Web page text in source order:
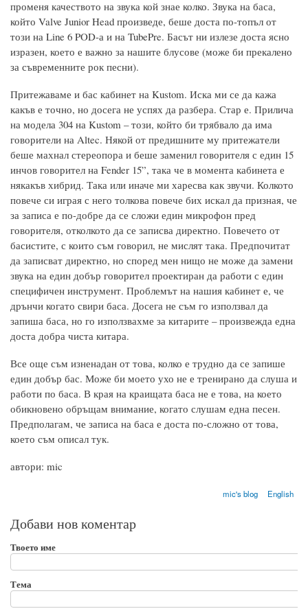
променя качеството на звука кой знае колко. Звука на баса,
който Valve Junior Head произведе, беше доста по-топъл от
този на Line 6 POD-а и на TubePre. Басът ни излезе доста ясно
изразен, което е важно за нашите блусове (може би прекалено
за съвременните рок песни).
Притежаваме и бас кабинет на Kustom. Иска ми се да кажа
какъв е точно, но досега не успях да разбера. Стар е. Прилича
на модела 304 на Kustom – този, който би трябвало да има
говорители на Altec. Някой от предишните му притежатели
беше махнал стереопора и беше заменил говорителя с един 15
инчов говорител на Fender 15”, така че в момента кабинета е
някакъв хибрид. Така или иначе ми харесва как звучи. Колкото
повече си играя с него толкова повече бих искал да призная, че
за записа е по-добре да се сложи един микрофон пред
говорителя, отколкото да се записва директно. Повечето от
басистите, с които съм говорил, не мислят така. Предпочитат
да записват директно, но според мен нищо не може да замени
звука на един добър говорител проектиран да работи с един
специфичен инструмент. Проблемът на нашия кабинет е, че
дрънчи когато свири баса. Досега не съм го използвал да
запиша баса, но го използвахме за китарите – произвежда една
доста добра чиста китара.
Все още съм изненадан от това, колко е трудно да се запише
един добър бас. Може би моето ухо не е тренирано да слуша и
работи по баса. В края на краищата баса не е това, на което
обикновено обръщам внимание, когато слушам една песен.
Предполагам, че записа на баса е доста по-сложно от това,
което съм описал тук.
автори: mic
mic's blog English
Добави нов коментар
Твоето име
Тема